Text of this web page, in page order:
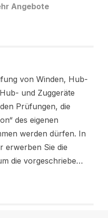
Angebote
von Winden, Hub-
und Zuggeräte
Prüfungen, die
des eigenen
werden dürfen. In
erwerben Sie die
die vorgeschriebe…